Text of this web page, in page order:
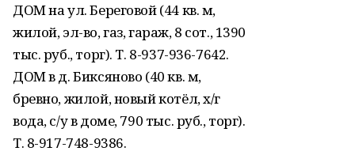
ДОМ на ул. Береговой (44 кв. м,
жилой, эл-во, газ, гараж, 8 сот., 1390
тыс. руб., торг). Т. 8-937-936-7642.
ДОМ в д. Биксяново (40 кв. м,
бревно, жилой, новый котёл, х/г
вода, с/у в доме, 790 тыс. руб., торг).
Т. 8-917-748-9386.